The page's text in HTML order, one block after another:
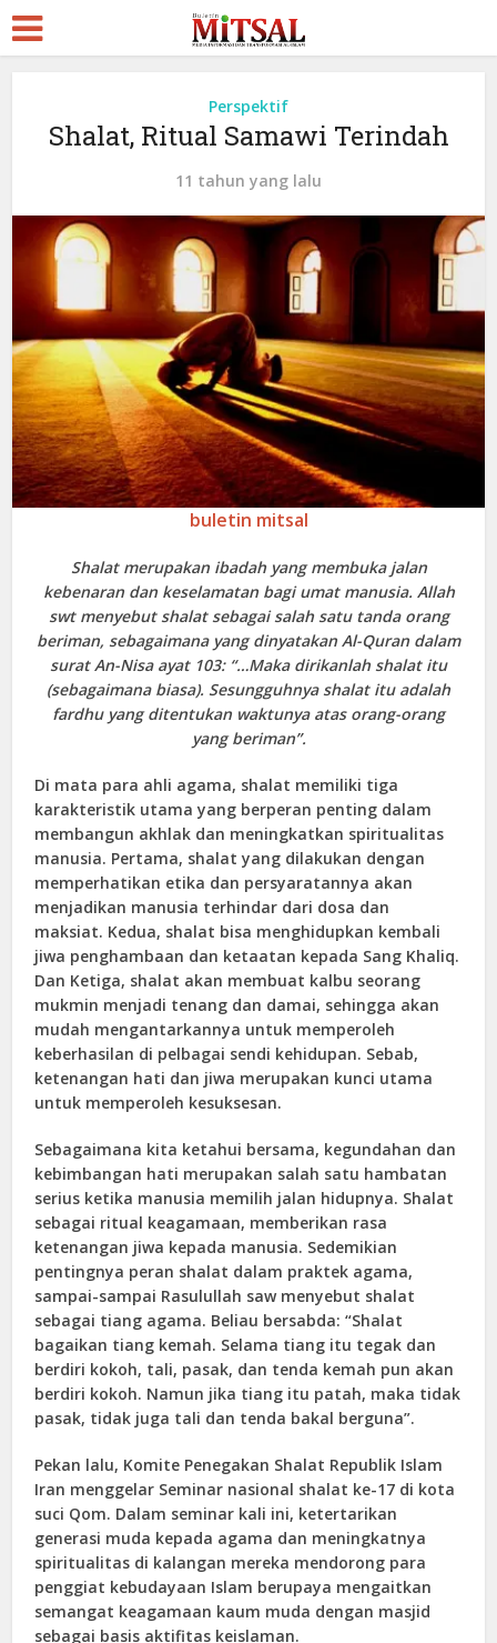
Perspektif
Shalat, Ritual Samawi Terindah
11 tahun yang lalu
buletin mitsal
Shalat merupakan ibadah yang membuka jalan
kebenaran dan keselamatan bagi umat manusia. Allah
swt menyebut shalat sebagai salah satu tanda orang
beriman, sebagaimana yang dinyatakan Al-Quran dalam
surat An-Nisa ayat 103: “…Maka dirikanlah shalat itu
(sebagaimana biasa). Sesungguhnya shalat itu adalah
fardhu yang ditentukan waktunya atas orang-orang
yang beriman”.
Di mata para ahli agama, shalat memiliki tiga
karakteristik utama yang berperan penting dalam
membangun akhlak dan meningkatkan spiritualitas
manusia. Pertama, shalat yang dilakukan dengan
memperhatikan etika dan persyaratannya akan
menjadikan manusia terhindar dari dosa dan
maksiat. Kedua, shalat bisa menghidupkan kembali
jiwa penghambaan dan ketaatan kepada Sang Khaliq.
Dan Ketiga, shalat akan membuat kalbu seorang
mukmin menjadi tenang dan damai, sehingga akan
mudah mengantarkannya untuk memperoleh
keberhasilan di pelbagai sendi kehidupan. Sebab,
ketenangan hati dan jiwa merupakan kunci utama
untuk memperoleh kesuksesan.
Sebagaimana kita ketahui bersama, kegundahan dan
kebimbangan hati merupakan salah satu hambatan
serius ketika manusia memilih jalan hidupnya. Shalat
sebagai ritual keagamaan, memberikan rasa
ketenangan jiwa kepada manusia. Sedemikian
pentingnya peran shalat dalam praktek agama,
sampai-sampai Rasulullah saw menyebut shalat
sebagai tiang agama. Beliau bersabda: “Shalat
bagaikan tiang kemah. Selama tiang itu tegak dan
berdiri kokoh, tali, pasak, dan tenda kemah pun akan
berdiri kokoh. Namun jika tiang itu patah, maka tidak
pasak, tidak juga tali dan tenda bakal berguna”.
Pekan lalu, Komite Penegakan Shalat Republik Islam
Iran menggelar Seminar nasional shalat ke-17 di kota
suci Qom. Dalam seminar kali ini, ketertarikan
generasi muda kepada agama dan meningkatnya
spiritualitas di kalangan mereka mendorong para
penggiat kebudayaan Islam berupaya mengaitkan
semangat keagamaan kaum muda dengan masjid
sebagai basis aktifitas keislaman.